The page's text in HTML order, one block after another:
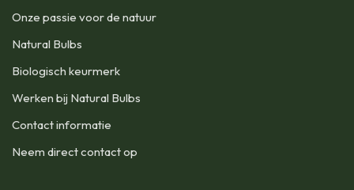
Onze passie voor de natuur
Natural Bulbs
Biologisch keurmerk
Werken bij Natural Bulbs
Contact informatie
Neem direct contact op